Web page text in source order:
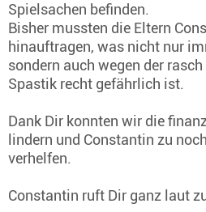
Spielsachen befinden.
Bisher mussten die Eltern
hinauftragen, was nicht nur
sondern auch wegen der
Spastik recht gefährlich ist.
Dank Dir konnten wir die
lindern und Constantin zu
verhelfen.
Constantin ruft Dir ganz laut